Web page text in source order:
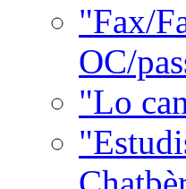
"Fax/
OC/
"Lo